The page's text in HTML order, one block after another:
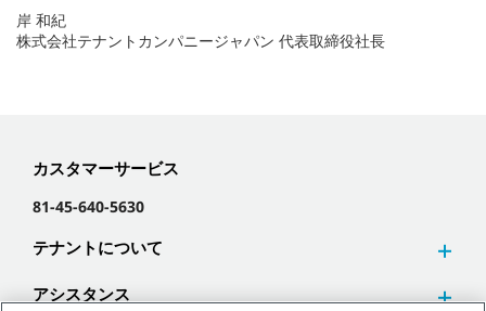
岸 和紀
株式会社テナントカンパニージャパン 代表取締役社長
カスタマーサービス
81-45-640-5630
テナントについて
アシスタンス